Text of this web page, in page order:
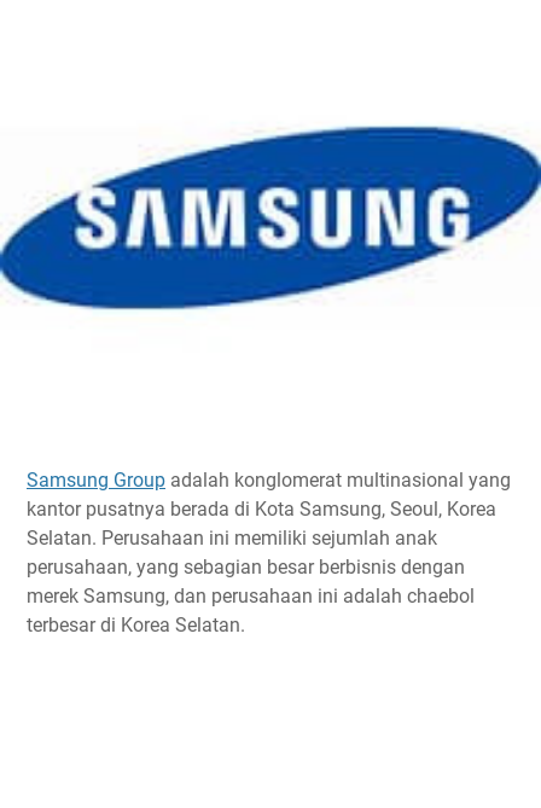
Samsung Group adalah konglomerat multinasional yang
kantor pusatnya berada di Kota Samsung, Seoul, Korea
Selatan. Perusahaan ini memiliki sejumlah anak
perusahaan, yang sebagian besar berbisnis dengan
merek Samsung, dan perusahaan ini adalah chaebol
terbesar di Korea Selatan.